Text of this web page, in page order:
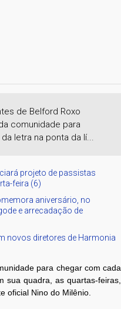
de Belford Roxo
comunidade para
letra na ponta da lí...
projeto de passistas
feira (6)
aniversário, no
e arrecadação de
novos diretores de Harmonia
para chegar com cada
sua quadra, as quartas-feiras,
oficial Nino do Milênio.